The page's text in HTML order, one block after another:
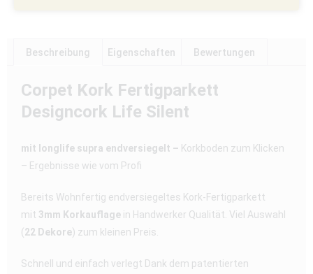
Beschreibung Eigenschaften Bewertungen
Corpet Kork Fertigparkett
Designcork Life Silent
mit longlife supra endversiegelt – Korkboden zum Klicken
– Ergebnisse wie vom Profi
Bereits Wohnfertig endversiegeltes Kork-Fertigparkett
mit 3mm Korkauflage in Handwerker Qualität. Viel Auswahl
(22 Dekore) zum kleinen Preis.
Schnell und einfach verlegt Dank dem patentierten